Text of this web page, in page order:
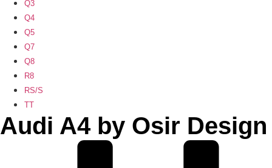
Q3
Q4
Q5
Q7
Q8
R8
RS/S
TT
Audi A4 by Osir Design